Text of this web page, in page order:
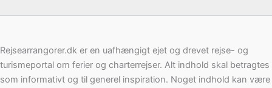
Rejsearrangorer.dk er en uafhængigt ejet og drevet rejse- og
turismeportal om ferier og charterrejser. Alt indhold skal betragtes
som informativt og til generel inspiration. Noget indhold kan være